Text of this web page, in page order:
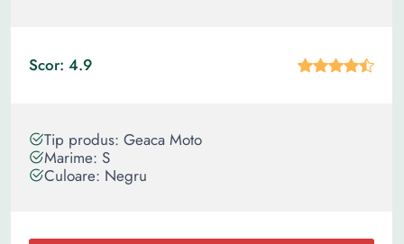
Scor: 4.9
Tip produs: Geaca Moto
Marime: S
Culoare: Negru